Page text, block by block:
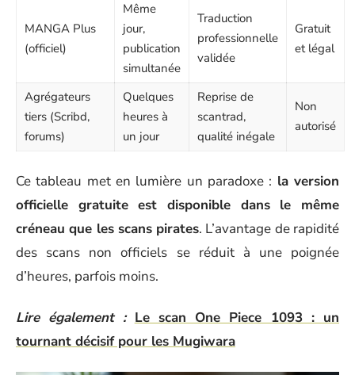
MANGA Plus
(officiel)
Même
jour,
publication
simultanée
Traduction
professionnelle
validée
Gratuit
et légal
Agrégateurs
tiers (Scribd,
forums)
Quelques
heures à
un jour
Reprise de
scantrad,
qualité inégale
Non
autorisé
Ce tableau met en lumière un paradoxe : la version
officielle gratuite est disponible dans le même
créneau que les scans pirates. L’avantage de rapidité
des scans non officiels se réduit à une poignée
d’heures, parfois moins.
Lire également : Le scan One Piece 1093 : un
tournant décisif pour les Mugiwara